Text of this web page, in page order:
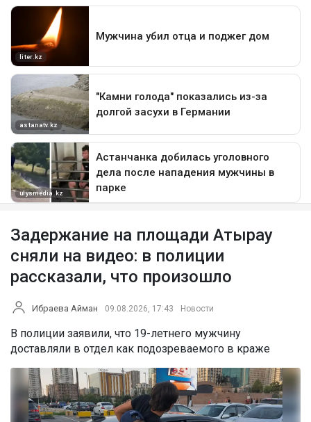
Задержание на площади Атырау
сняли на видео: в полиции
рассказали, что произошло
Ибраева Айман 09.08.2026, 17:43 Новости
В полиции заявили, что 19-летнего мужчину
доставляли в отдел как подозреваемого в краже